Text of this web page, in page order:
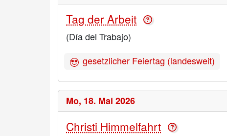
Tag der Arbeit
(Día del Trabajo)
gesetzlicher Feiertag (landesweit)
Mo, 18. Mai 2026
Christi Himmelfahrt